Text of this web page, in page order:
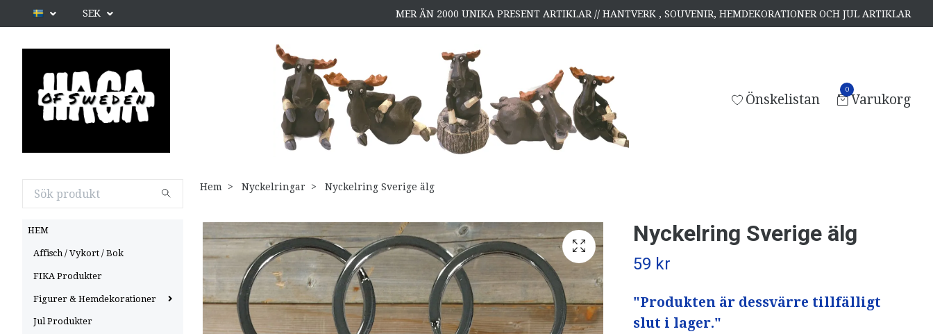
SEK MER ÄN 2000 UNIKA PRESENT ARTIKLAR // HANTVERK , SOUVENIR, HEMDEKORATIONER OCH JUL ARTIKLAR
Önskelistan
0
Varukorg
HEM
Affisch / Vykort / Bok
FIKA Produkter
Figurer & Hemdekorationer
Jul Produkter
Hem Nyckelringar Nyckelring Sverige älg
Nyckelring Sverige älg
59 kr
"Produkten är dessvärre tillfälligt
slut i lager."